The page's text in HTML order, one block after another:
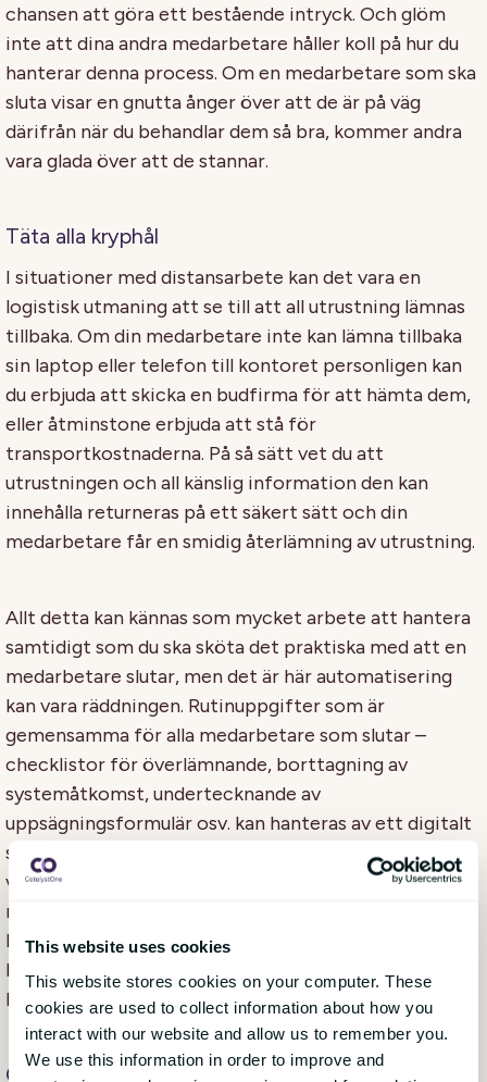
This website uses cookies
This website stores cookies on your computer. These
cookies are used to collect information about how you
interact with our website and allow us to remember you.
We use this information in order to improve and
chansen att göra ett bestående intryck. Och glöm
inte att dina andra medarbetare håller koll på hur du
hanterar denna process. Om en medarbetare som ska
sluta visar en gnutta ånger över att de är på väg
därifrån när du behandlar dem så bra, kommer andra
vara glada över att de stannar.
Täta alla kryphål
I situationer med distansarbete kan det vara en
logistisk utmaning att se till att all utrustning lämnas
tillbaka. Om din medarbetare inte kan lämna tillbaka
sin laptop eller telefon till kontoret personligen kan
du erbjuda att skicka en budfirma för att hämta dem,
eller åtminstone erbjuda att stå för
transportkostnaderna. På så sätt vet du att
utrustningen och all känslig information den kan
innehålla returneras på ett säkert sätt och din
medarbetare får en smidig återlämning av utrustning.
Allt detta kan kännas som mycket arbete att hantera
samtidigt som du ska sköta det praktiska med att en
medarbetare slutar, men det är här automatisering
kan vara räddningen. Rutinuppgifter som är
gemensamma för alla medarbetare som slutar –
checklistor för överlämnande, borttagning av
systemåtkomst, undertecknande av
uppsägningsformulär osv. kan hanteras av ett digitalt
system medan du lägger tid på att skapa mer
värdefulla, personliga slutupplevelser för din
medarbetare. Detta gör att offboarding på distans
blir en mycket enklare process då alla dessa uppgifter
kan utföras online med ett automatiskt flöde som
berättar för alla inblandade vad de behöver göra.
Gör det till ett firande och inte till en flykt